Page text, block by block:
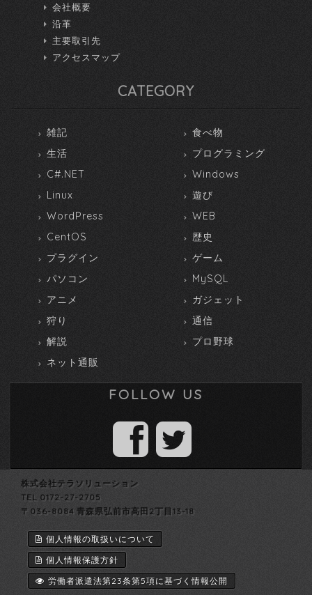
会社概要
沿革
主要取引先
アクセスマップ
CATEGORY
雑記
食べ物
生活
プログラミング
C#.NET
Windows
Linux
遊び
WordPress
WEB
CentOS
歴史
プラグイン
ゲーム
パソコン
MySQL
アニメ
ガジェット
狩り
通信
解説
プロ野球
ネット通販
FOLLOW US
株式会社テラソリューション
TEL 0172-27-2705
〒036-8084 青森県弘前市高田2丁目13-18
個人情報の取扱いについて
個人情報保護方針
労働者派遣法第23条第5項に基づく情報公開